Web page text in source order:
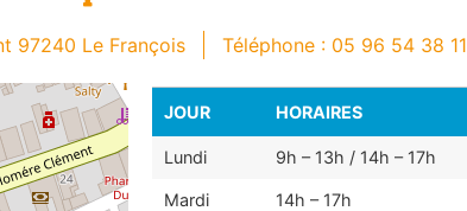
97240 Le François Téléphone : 05 96 54 38 11
JOUR HORAIRES
Lundi 9h – 13h / 14h – 17h
Mardi 14h – 17h